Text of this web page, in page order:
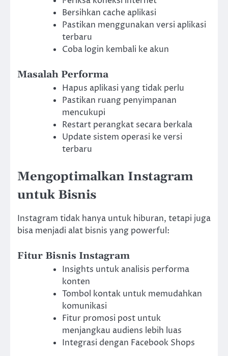
Bersihkan cache aplikasi
Pastikan menggunakan versi aplikasi
terbaru
Coba login kembali ke akun
Masalah Performa
Hapus aplikasi yang tidak perlu
Pastikan ruang penyimpanan
mencukupi
Restart perangkat secara berkala
Update sistem operasi ke versi
terbaru
Mengoptimalkan Instagram
untuk Bisnis
Instagram tidak hanya untuk hiburan, tetapi juga
bisa menjadi alat bisnis yang powerful:
Fitur Bisnis Instagram
Insights untuk analisis performa
konten
Tombol kontak untuk memudahkan
komunikasi
Fitur promosi post untuk
menjangkau audiens lebih luas
Integrasi dengan Facebook Shops